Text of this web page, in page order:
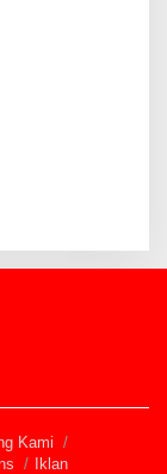
Kami
Iklan